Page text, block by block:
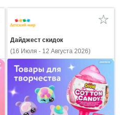
Дайджест скидок
(16 Июля - 12 Августа 2026)